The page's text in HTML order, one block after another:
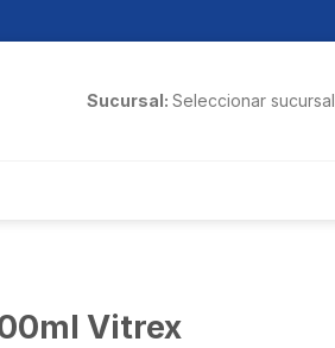
Sucursal: Seleccionar sucursal
Vitrex